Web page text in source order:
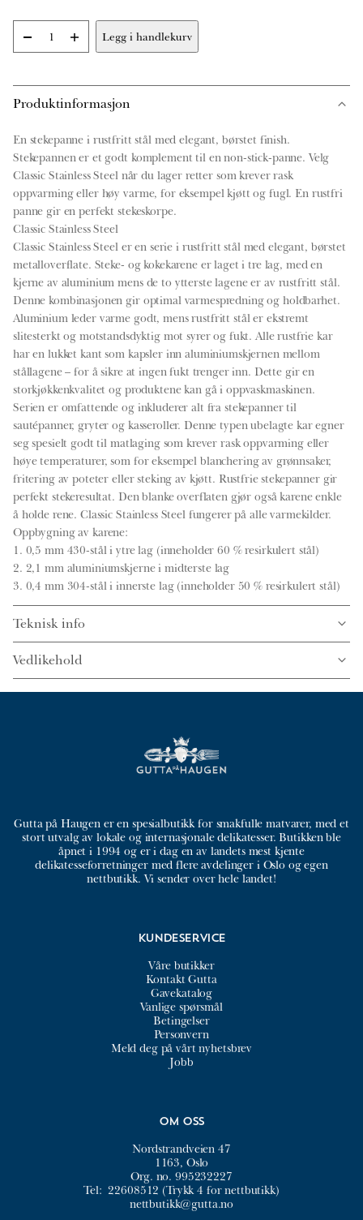
-
Stekepanne
Samuel
antall
+ Legg i handlekurv
Produktinformasjon
En stekepanne i rustfritt stål med elegant, børstet finish.
Stekepannen er et godt komplement til en non-stick-panne. Velg
Classic Stainless Steel når du lager retter som krever rask
oppvarming eller høy varme, for eksempel kjøtt og fugl. En rustfri
panne gir en perfekt stekeskorpe.
Classic Stainless Steel
Classic Stainless Steel er en serie i rustfritt stål med elegant, børstet
metalloverflate. Steke- og kokekarene er laget i tre lag, med en
kjerne av aluminium mens de to ytterste lagene er av rustfritt stål.
Denne kombinasjonen gir optimal varmespredning og holdbarhet.
Aluminium leder varme godt, mens rustfritt stål er ekstremt
slitesterkt og motstandsdyktig mot syrer og fukt. Alle rustfrie kar
har en lukket kant som kapsler inn aluminiumskjernen mellom
stållagene – for å sikre at ingen fukt trenger inn. Dette gir en
storkjøkkenkvalitet og produktene kan gå i oppvaskmaskinen.
Serien er omfattende og inkluderer alt fra stekepanner til
sautépanner, gryter og kasseroller. Denne typen ubelagte kar egner
seg spesielt godt til matlaging som krever rask oppvarming eller
høye temperaturer, som for eksempel blanchering av grønnsaker,
fritering av poteter eller steking av kjøtt. Rustfrie stekepanner gir
perfekt stekeresultat. Den blanke overflaten gjør også karene enkle
å holde rene. Classic Stainless Steel fungerer på alle varmekilder.
Oppbygning av karene:
1. 0,5 mm 430-stål i ytre lag (inneholder 60 % resirkulert stål)
2. 2,1 mm aluminiumskjerne i midterste lag
3. 0,4 mm 304-stål i innerste lag (inneholder 50 % resirkulert stål)
Teknisk info
Vedlikehold
Kundeservice
Våre butikker
Kontakt Gutta
Gavekatalog
Vanlige spørsmål
Betingelser
Personvern
Meld deg på vårt nyhetsbrev
Jobb
Gutta på Haugen er en spesialbutikk for smakfulle matvarer, med et
stort utvalg av lokale og internasjonale delikatesser. Butikken ble
åpnet i 1994 og er i dag en av landets mest kjente
delikatesseforretninger med flere avdelinger i Oslo og egen
nettbutikk. Vi sender over hele landet!
Om oss
Nordstrandveien 47
1163, Oslo
Org. no. 995232227
Tel:22608512 (Trykk 4 for nettbutikk)
nettbutikk@gutta.no